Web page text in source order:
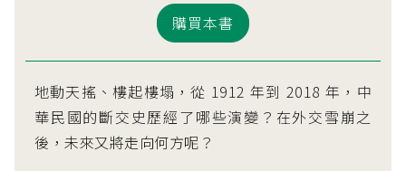
購買本書
地動天搖、樓起樓塌，從 1912 年到 2018 年，中
華民國的斷交史歷經了哪些演變？在外交雪崩之
後，未來又將走向何方呢？